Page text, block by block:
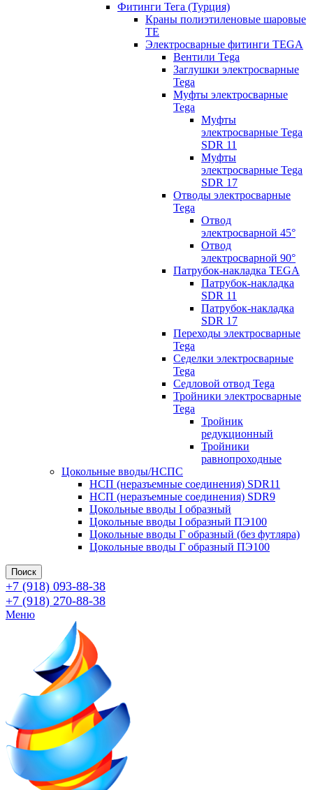
Фитинги Тега (Турция)
Краны полиэтиленовые шаровые
TE
Электросварные фитинги TEGA
Вентили Tega
Заглушки электросварные
Tega
Муфты электросварные
Tega
Муфты
электросварные Tega
SDR 11
Муфты
электросварные Tega
SDR 17
Отводы электросварные
Tega
Отвод
электросварной 45°
Отвод
электросварной 90°
Патрубок-накладка TEGA
Патрубок-накладка
SDR 11
Патрубок-накладка
SDR 17
Переходы электросварные
Tega
Седелки электросварные
Tega
Седловой отвод Tega
Тройники электросварные
Tega
Тройник
редукционный
Тройники
равнопроходные
Цокольные вводы/НСПС
НСП (неразъемные соединения) SDR11
НСП (неразъемные соединения) SDR9
Цокольные вводы I образный
Цокольные вводы I образный ПЭ100
Цокольные вводы Г образный (без футляра)
Цокольные вводы Г образный ПЭ100
Поиск
+7 (918) 093-88-38
+7 (918) 270-88-38
Меню